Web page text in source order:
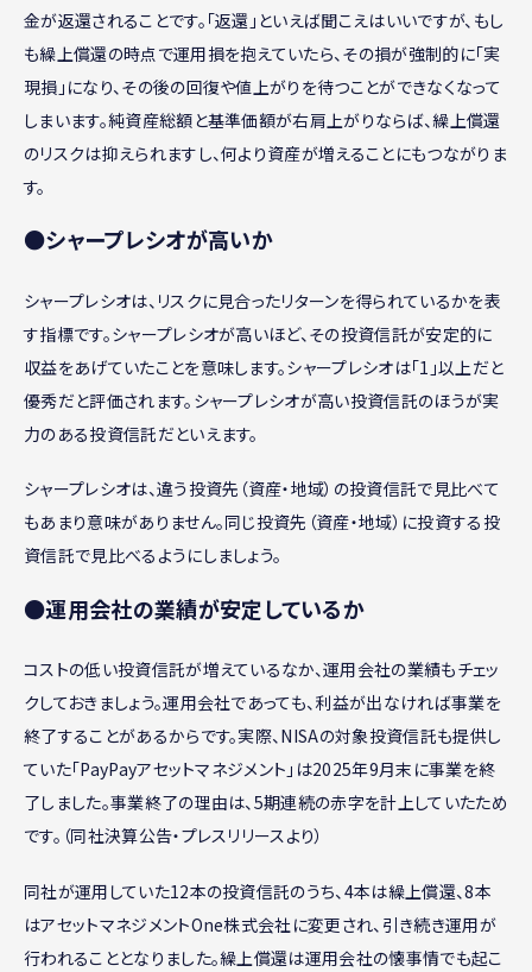
金が返還されることです。「返還」といえば聞こえはいいですが、もし
も繰上償還の時点で運用損を抱えていたら、その損が強制的に「実
現損」になり、その後の回復や値上がりを待つことができなくなって
しまいます。純資産総額と基準価額が右肩上がりならば、繰上償還
のリスクは抑えられますし、何より資産が増えることにもつながりま
す。
●シャープレシオが高いか
シャープレシオは、リスクに見合ったリターンを得られているかを表
す指標です。シャープレシオが高いほど、その投資信託が安定的に
収益をあげていたことを意味します。シャープレシオは「1」以上だと
優秀だと評価されます。シャープレシオが高い投資信託のほうが実
力のある投資信託だといえます。
シャープレシオは、違う投資先（資産・地域）の投資信託で見比べて
もあまり意味がありません。同じ投資先（資産・地域）に投資する投
資信託で見比べるようにしましょう。
●運用会社の業績が安定しているか
コストの低い投資信託が増えているなか、運用会社の業績もチェッ
クしておきましょう。運用会社であっても、利益が出なければ事業を
終了することがあるからです。実際、NISAの対象投資信託も提供し
ていた「PayPayアセットマネジメント」は2025年9月末に事業を終
了しました。事業終了の理由は、5期連続の赤字を計上していたため
です。（同社決算公告・プレスリリースより）
同社が運用していた12本の投資信託のうち、4本は繰上償還、8本
はアセットマネジメントOne株式会社に変更され、引き続き運用が
行われることとなりました。繰上償還は運用会社の懐事情でも起こ